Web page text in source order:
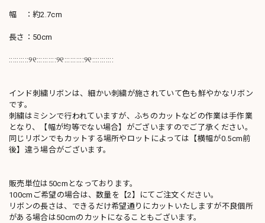
幅 ：約2.7cm
長さ：50cm
::::::::::୨୧::::::::::୨୧::::::::::୨୧:::::::::::
インド刺繍リボンは、細かい刺繍が施されていて色も鮮やかなリボン
です。
刺繍はミシンで行われていますが、ふちのカットなどの作業は手作業
となり、【幅が均等でない場合】がございますのでご了承ください。
同じリボンでもカットする場所やロットによっては【横幅が0.5cm前
後】違う場合がございます。
販売単位は50cmとなっております。
100cmご希望の場合は、数量を【2】にてご注文ください。
リボンの長さは、できるだけ希望通りにカットいたしますが不良個所
がある場合は50cmのカットになることもございます。